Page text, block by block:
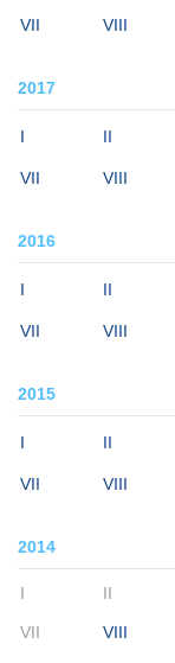
VII VIII
2017
I II
VII VIII
2016
I II
VII VIII
2015
I II
VII VIII
2014
I II
VII VIII